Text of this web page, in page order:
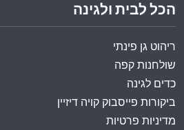
הכל לבית ולגינה
ריהוט גן פינתי
שולחנות קפה
כדים לגינה
ביקורות פייסבוק קויה דיזיין
מדיניות פרטיות